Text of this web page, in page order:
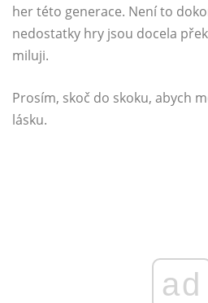
her této generace. Není to
nedostatky hry jsou docela
miluji.
Prosím, skoč do skoku, abych
lásku.
ad